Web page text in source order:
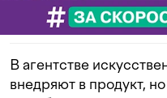
В агентстве
внедряют в продукт,